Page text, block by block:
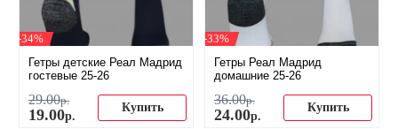
-34%
Гетры детские Реал Мадрид
гостевые 25-26
29.00р.
19.00р.
Купить
-33%
Гетры Реал Мадрид
домашние 25-26
36.00р.
24.00р.
Купить